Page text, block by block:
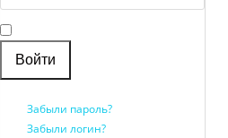
Забыли пароль?
Забыли логин?